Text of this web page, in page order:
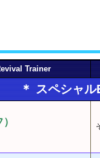
＊ スペシャ
Trainer